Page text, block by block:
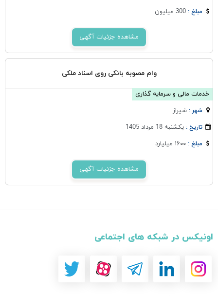
مبلغ :300 میلیون
مشاهده جزئیات آگهی
وام مصوبه بانکی روی اسناد ملکی
خدمات مالی و سرمایه گذاری
شهر :شيراز
تاریخ :یکشنبه 18 مرداد 1405
مبلغ :۱۶۰۰ میلیارد
مشاهده جزئیات آگهی
اونیکس در شبکه های اجتماعی